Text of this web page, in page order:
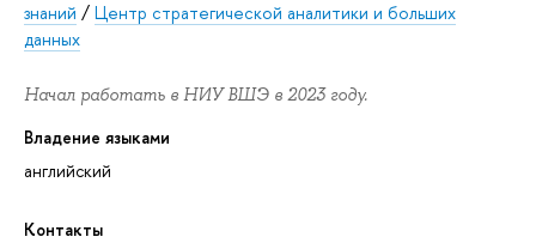
знаний / Центр стратегической аналитики и больших
данных
Начал работать в НИУ ВШЭ в 2023 году.
Владение языками
английский
Контакты